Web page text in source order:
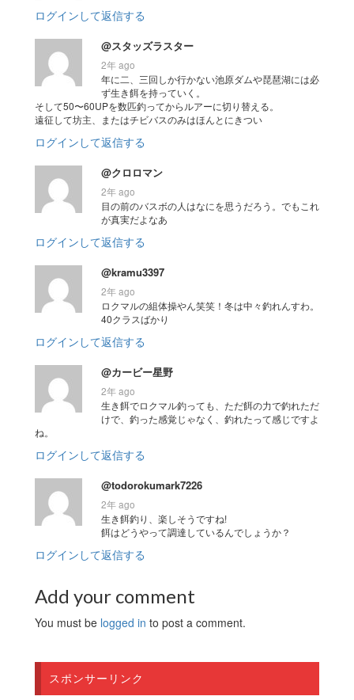
ログインして返信する
@スタッズラスター
2年 ago
年に二、三回しか行かない池原ダムや琵琶湖には必
ず生き餌を持っていく。
そして50〜60UPを数匹釣ってからルアーに切り替える。
遠征して坊主、またはチビバスのみはほんとにきつい
ログインして返信する
@クロロマン
2年 ago
目の前のバスボの人はなにを思うだろう。でもこれ
が真実だよなあ
ログインして返信する
@kramu3397
2年 ago
ロクマルの組体操やん笑笑！冬は中々釣れんすわ。
40クラスばかり
ログインして返信する
@カービー星野
2年 ago
生き餌でロクマル釣っても、ただ餌の力で釣れただ
けで、釣った感覚じゃなく、釣れたって感じですよ
ね。
ログインして返信する
@todorokumark7226
2年 ago
生き餌釣り、楽しそうですね!
餌はどうやって調達しているんでしょうか？
ログインして返信する
Add your comment
You must be logged in to post a comment.
スポンサーリンク